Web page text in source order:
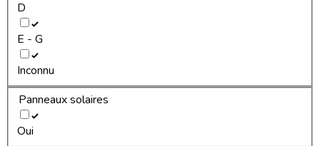
D
E - G
Inconnu
Panneaux solaires
Oui